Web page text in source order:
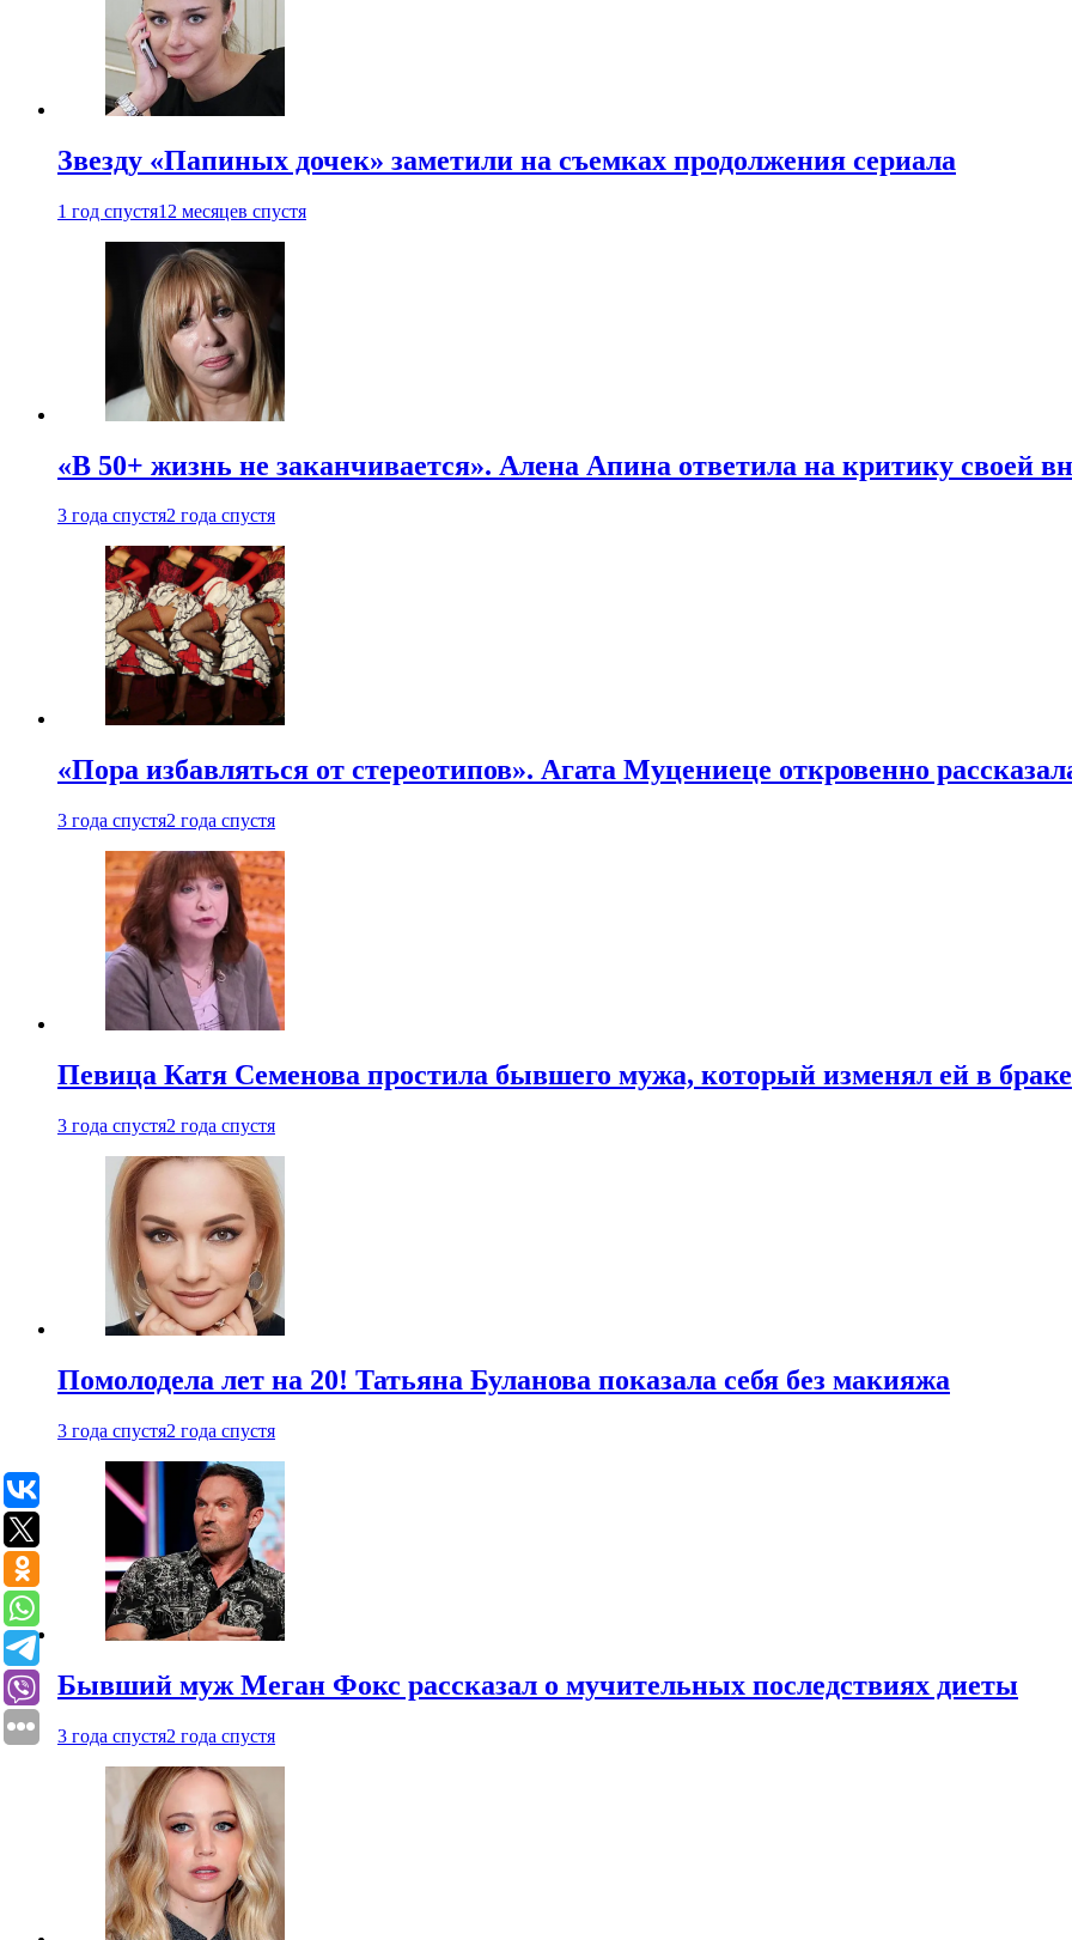
Звезду «Папиных дочек» заметили на съемках продолжения сериала
1 год спустя12 месяцев спустя
«В 50+ жизнь не заканчивается». Алена Апина ответила на критику своей
3 года спустя2 года спустя
«Пора избавляться от стереотипов». Агата Муцениеце откровенно
3 года спустя2 года спустя
Певица Катя Семенова простила бывшего мужа, который изменял ей в браке
3 года спустя2 года спустя
Помолодела лет на 20! Татьяна Буланова показала себя без макияжа
3 года спустя2 года спустя
Бывший муж Меган Фокс рассказал о мучительных последствиях диеты
3 года спустя2 года спустя